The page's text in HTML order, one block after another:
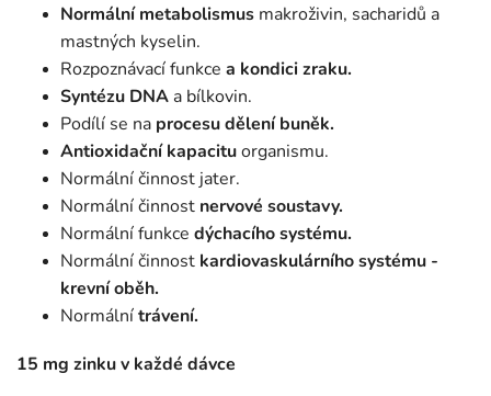
Normální metabolismus makroživin, sacharidů a
mastných kyselin.
Rozpoznávací funkce a kondici zraku.
Syntézu DNA a bílkovin.
Podílí se na procesu dělení buněk.
Antioxidační kapacituorganismu.
Normální činnost jater.
Normální činnost nervové soustavy.
Normální funkce dýchacího systému.
Normální činnost kardiovaskulárního systému -
krevní oběh.
Normálnítrávení.
15 mg zinku v každé dávce